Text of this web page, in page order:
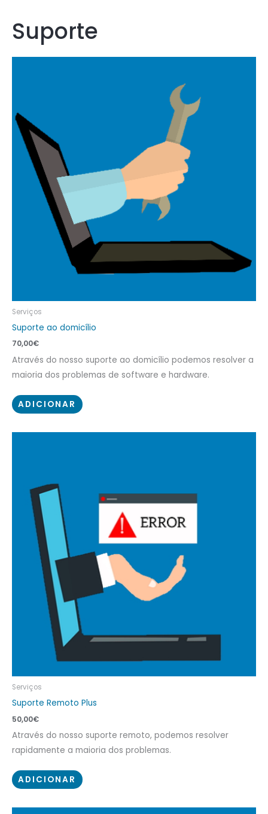
Suporte
Serviços
Suporte ao domicílio
70,00€
Através do nosso suporte ao domicílio podemos resolver a
maioria dos problemas de software e hardware.
ADICIONAR
Serviços
Suporte Remoto Plus
50,00€
Através do nosso suporte remoto, podemos resolver
rapidamente a maioria dos problemas.
ADICIONAR